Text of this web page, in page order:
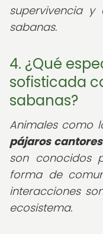
supervivencia
sabanas.
4. ¿Qué
sofisticada
sabanas?
Animales como
pájaros
son conocidos
forma de
interacciones
ecosistema.